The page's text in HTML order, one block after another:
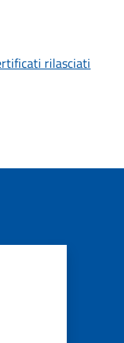
rilasciati